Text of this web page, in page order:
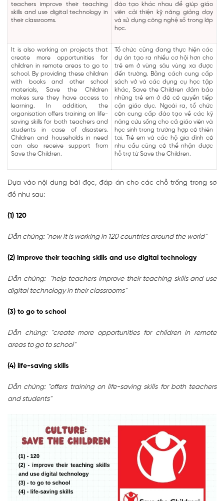
teachers improve their teaching
skills and use digital technology in
their classrooms.
đào tạo khác nhau để giúp giáo
viên cải thiện kỹ năng giảng dạy
và sử dụng công nghệ số trong lớp
học.
It is also working on projects that
create more opportunities for
children in remote areas to go to
school. By providing these children
with books and other school
materials, Save the Children
makes sure they have access to
learning. In addition, the
organisation offers training on life-
saving skills for both teachers and
students in case of disasters.
Children and households in need
can also receive support from
Save the Children.
Tổ chức cũng đang thực hiện các
dự án tạo ra nhiều cơ hội hơn cho
trẻ em ở vùng sâu vùng xa được
đến trường. Bằng cách cung cấp
sách vở và các dụng cụ học tập
khác, Save the Children đảm bảo
những trẻ em ở đó có quyền tiếp
cận giáo dục. Ngoài ra, tổ chức
còn cung cấp đào tạo về các kỹ
năng cứu sống cho cả giáo viên và
học sinh trong trường hợp có thiên
tai. Trẻ em và các hộ gia đình có
nhu cầu cũng có thể nhận được
hỗ trợ từ Save the Children.
Dựa vào nội dung bài đọc, đáp án cho các chỗ trống trong sơ
đồ như sau:
(1) 120
Dẫn chứng: "now it is working in 120 countries around the world"
(2) improve their teaching skills and use digital technology
Dẫn chứng: "help teachers improve their teaching skills and use
digital technology in their classrooms"
(3) to go to school
Dẫn chứng: "create more opportunities for children in remote
areas to go to school"
(4) life-saving skills
Dẫn chứng: "offers training on life-saving skills for both teachers
and students"